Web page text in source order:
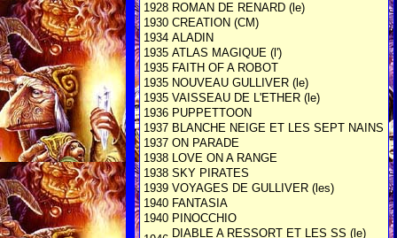
1928 ROMAN DE RENARD (le)
1930 CREATION (CM)
1934 ALADIN
1935 ATLAS MAGIQUE (l')
1935 FAITH OF A ROBOT
1935 NOUVEAU GULLIVER (le)
1935 VAISSEAU DE L'ETHER (le)
1936 PUPPETTOON
1937 BLANCHE NEIGE ET LES SEPT NAINS
1937 ON PARADE
1938 LOVE ON A RANGE
1938 SKY PIRATES
1939 VOYAGES DE GULLIVER (les)
1940 FANTASIA
1940 PINOCCHIO
DIABLE A RESSORT ET LES SS (le)